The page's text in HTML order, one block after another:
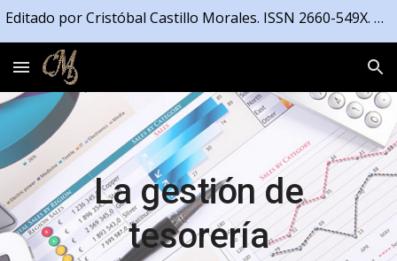
Editado por Cristóbal Castillo Morales. ISSN 2660-549X. Registrado en la Propiedad Intelectual de la Junta de Andalucía número 04/2021/4191
La gestión de
tesorería